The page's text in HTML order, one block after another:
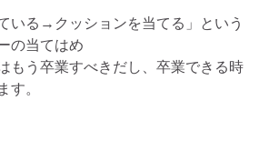
いる→クッションを当てる」という
の当てはめ
もう卒業すべきだし、卒業できる時
す。